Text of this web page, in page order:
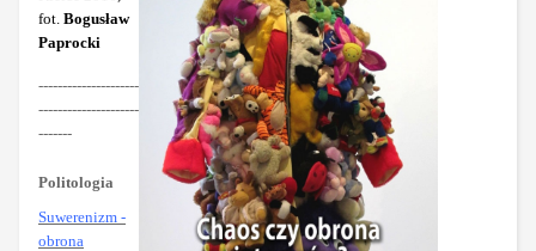
fot. Bogusław
Paprocki
---------------------
---------------------
-------
Politologia
Suwerenizm -
obrona